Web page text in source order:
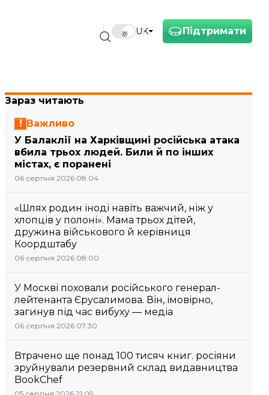
Підтримати
UK
Зараз читають
Важливо
У Балаклії на Харківщині російська атака
вбила трьох людей. Били й по інших
містах, є поранені
06 серпня 2026 08:04
«Шлях родин іноді навіть важчий, ніж у
хлопців у полоні». Мама трьох дітей,
дружина військового й керівниця
Коордштабу
06 серпня 2026 08:00
У Москві поховали російського генерал-
лейтенанта Єрусалимова. Він, імовірно,
загинув під час вибуху — медіа
06 серпня 2026 07:30
Втрачено ще понад 100 тисяч книг. росіяни
зруйнували резервний склад видавництва
BookChef